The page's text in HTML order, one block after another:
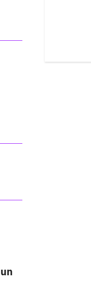
un